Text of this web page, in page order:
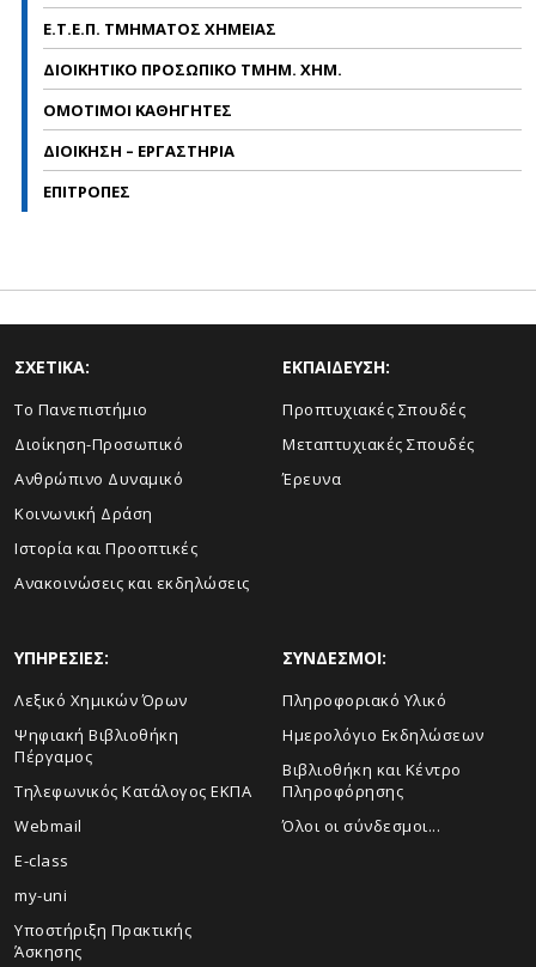
Ε.Τ.Ε.Π. ΤΜΗΜΑΤΟΣ ΧΗΜΕΙΑΣ
ΔΙΟΙΚΗΤΙΚΟ ΠΡΟΣΩΠΙΚΟ ΤΜΗΜ. ΧΗΜ.
ΟΜΟΤΙΜΟΙ ΚΑΘΗΓΗΤΕΣ
ΔΙΟΙΚΗΣΗ – ΕΡΓΑΣΤΗΡΙΑ
ΕΠΙΤΡΟΠΕΣ
ΣΧΕΤΙΚΑ:
Το Πανεπιστήμιο
Διοίκηση-Προσωπικό
Ανθρώπινο Δυναμικό
Κοινωνική Δράση
Ιστορία και Προοπτικές
Ανακοινώσεις και εκδηλώσεις
ΕΚΠΑΙΔΕΥΣΗ:
Προπτυχιακές Σπουδές
Μεταπτυχιακές Σπουδές
Έρευνα
ΥΠΗΡΕΣΙΕΣ:
Λεξικό Χημικών Όρων
Ψηφιακή Βιβλιοθήκη
Πέργαμος
Τηλεφωνικός Κατάλογος ΕΚΠΑ
Webmail
E-class
my-uni
Υποστήριξη Πρακτικής
Άσκησης
ΣΥΝΔΕΣΜΟΙ:
Πληροφοριακό Υλικό
Ημερολόγιο Εκδηλώσεων
Βιβλιοθήκη και Κέντρο
Πληροφόρησης
Όλοι οι σύνδεσμοι...